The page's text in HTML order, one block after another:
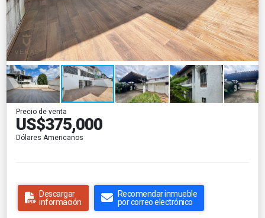
Precio de venta
US$375,000
Dólares Americanos
Descargar
información
Recomendar inmueble
por correo electrónico